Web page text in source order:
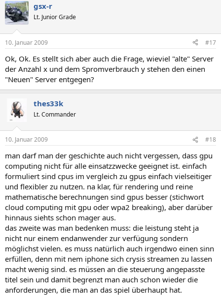
gsx-r
Lt. Junior Grade
10. Januar 2009 #17
Ok, Ok. Es stellt sich aber auch die Frage, wieviel "alte" Server
der Anzahl x und dem Spromverbrauch y stehen den einen
"Neuen" Server entgegen?
thes33k
Lt. Commander
10. Januar 2009 #18
man darf man der geschichte auch nicht vergessen, dass gpu
computing nicht für alle einsatzzwecke geeignet ist. einfach
formuliert sind cpus im vergleich zu gpus einfach vielseitiger
und flexibler zu nutzen. na klar, für rendering und reine
mathematische berechnungen sind gpus besser (stichwort
cloud computing mit gpu oder wpa2 breaking), aber darüber
hinnaus siehts schon mager aus.
das zweite was man bedenken muss: die leistung steht ja
nicht nur einem endanwender zur verfügung sondern
möglichst vielen. es muss natürlich auch irgendwo einen sinn
erfüllen, denn mit nem iphone sich crysis streamen zu lassen
macht wenig sind. es müssen an die steuerung angepasste
titel sein und damit begrenzt man auch schon wieder die
anforderungen, die man an das spiel überhaupt hat.